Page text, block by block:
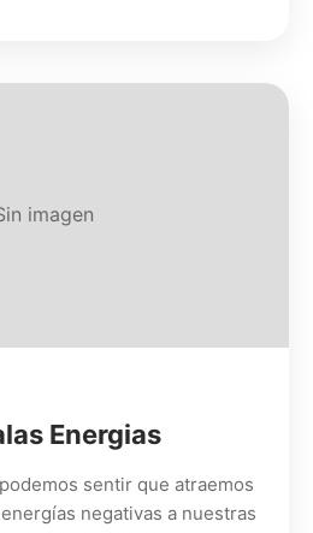
imagen
Energias
sentir que atraemos
negativas a nuestras